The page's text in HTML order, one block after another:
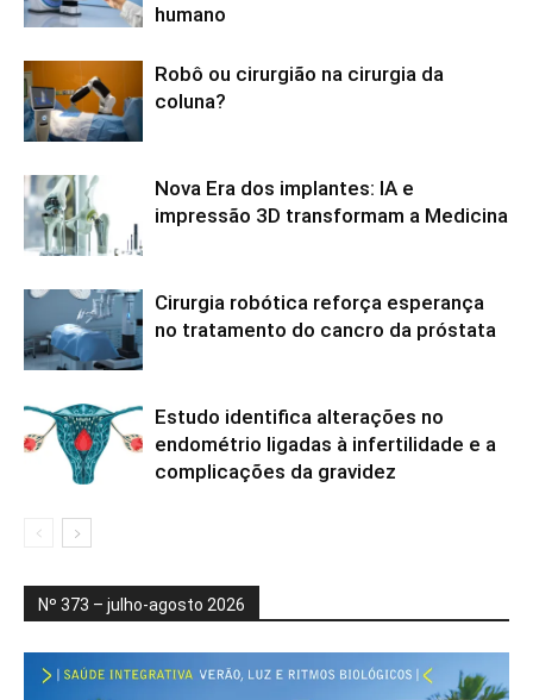
humano
Robô ou cirurgião na cirurgia da
coluna?
Nova Era dos implantes: IA e
impressão 3D transformam a Medicina
Cirurgia robótica reforça esperança
no tratamento do cancro da próstata
Estudo identifica alterações no
endométrio ligadas à infertilidade e a
complicações da gravidez
Nº 373 – julho-agosto 2026